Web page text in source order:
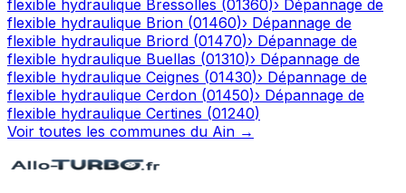
flexible hydraulique Bressolles (01360)› Dépannage de
flexible hydraulique Brion (01460)› Dépannage de
flexible hydraulique Briord (01470)› Dépannage de
flexible hydraulique Buellas (01310)› Dépannage de
flexible hydraulique Ceignes (01430)› Dépannage de
flexible hydraulique Cerdon (01450)› Dépannage de
flexible hydraulique Certines (01240)
Voir toutes les communes du Ain →